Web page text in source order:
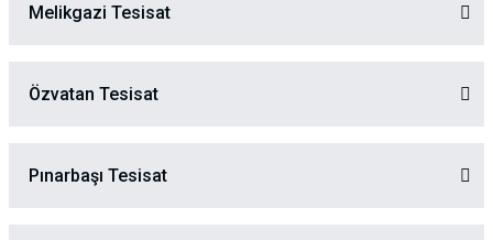
Melikgazi Tesisat
Özvatan Tesisat
Pınarbaşı Tesisat